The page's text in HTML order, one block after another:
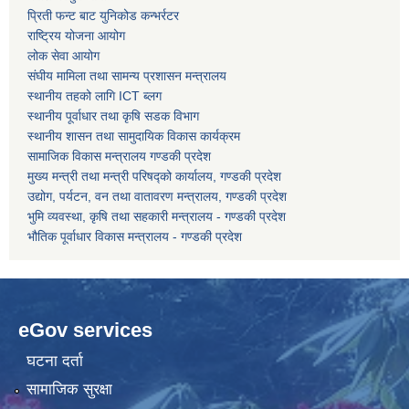
प्रिती फन्ट बाट युनिकोड कन्भर्रटर
राष्ट्रिय योजना आयोग
लोक सेवा आयोग
संघीय मामिला तथा सामन्य प्रशासन मन्त्रालय
स्थानीय तहको लागि ICT ब्लग
स्थानीय पूर्वाधार तथा कृषि सडक विभाग
स्थानीय शासन तथा सामुदायिक विकास कार्यक्रम
सामाजिक विकास मन्त्रालय गण्डकी प्रदेश
मुख्य मन्त्री तथा मन्त्री परिषद्को कार्यालय, गण्डकी प्रदेश
उद्योग, पर्यटन, वन तथा वातावरण मन्त्रालय, गण्डकी प्रदेश
भुमि व्यवस्था, कृषि तथा सहकारी मन्त्रालय - गण्डकी प्रदेश
भौतिक पूर्वाधार विकास मन्त्रालय - गण्डकी प्रदेश
eGov services
घटना दर्ता
सामाजिक सुरक्षा